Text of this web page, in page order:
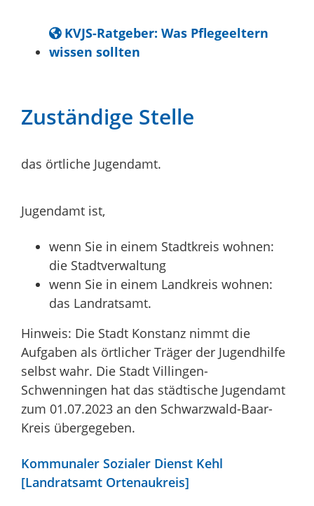
KVJS-Ratgeber: Was Pflegeeltern
wissen sollten
Zuständige Stelle
das örtliche Jugendamt.
Jugendamt ist,
wenn Sie in einem Stadtkreis wohnen:
die Stadtverwaltung
wenn Sie in einem Landkreis wohnen:
das Landratsamt.
Hinweis: Die Stadt Konstanz nimmt die
Aufgaben als örtlicher Träger der Jugendhilfe
selbst wahr. Die Stadt Villingen-
Schwenningen hat das städtische Jugendamt
zum 01.07.2023 an den Schwarzwald-Baar-
Kreis übergegeben.
Kommunaler Sozialer Dienst Kehl
[Landratsamt Ortenaukreis]